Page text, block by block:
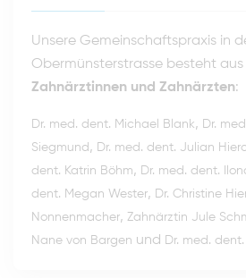
Unsere Gemeinschaftspraxis in
Obermünsterstrasse besteht
Zahnärztinnen und Zahnärzten:
Dr. med. dent. Michael Blank, Dr.
Siegmund , Dr. med. dent. Julian
dent. Katrin Böhm, Dr. med. dent.
dent. Megan Wester, Dr. Christine
Nonnenmacher, Zahnärztin Jule
Nane von Bargen und Dr. med.